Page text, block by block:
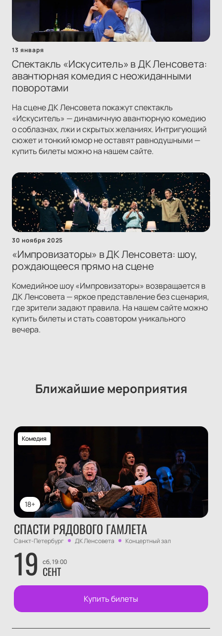
13 января
Спектакль «Искуситель» в ДК Ленсовета:
авантюрная комедия с неожиданными
поворотами
На сцене ДК Ленсовета покажут спектакль
«Искуситель» — динамичную авантюрную комедию
о соблазнах, лжи и скрытых желаниях. Интригующий
сюжет и тонкий юмор не оставят равнодушными —
купить билеты можно на нашем сайте.
30 ноября 2025
«Импровизаторы» в ДК Ленсовета: шоу,
рождающееся прямо на сцене
Комедийное шоу «Импровизаторы» возвращается в
ДК Ленсовета — яркое представление без сценария,
где зрители задают правила. На нашем сайте можно
купить билеты и стать соавтором уникального
вечера.
Ближайшие мероприятия
18+
Комедия
СПАСТИ РЯДОВОГО ГАМЛЕТА
Санкт-Петербург ДК Ленсовета Концертный зал
19 сб, 19:00
СЕНТ
Купить билеты